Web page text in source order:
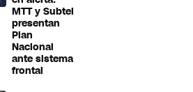
MTT y Subtel
presentan
Plan
Nacional
ante sistema
frontal